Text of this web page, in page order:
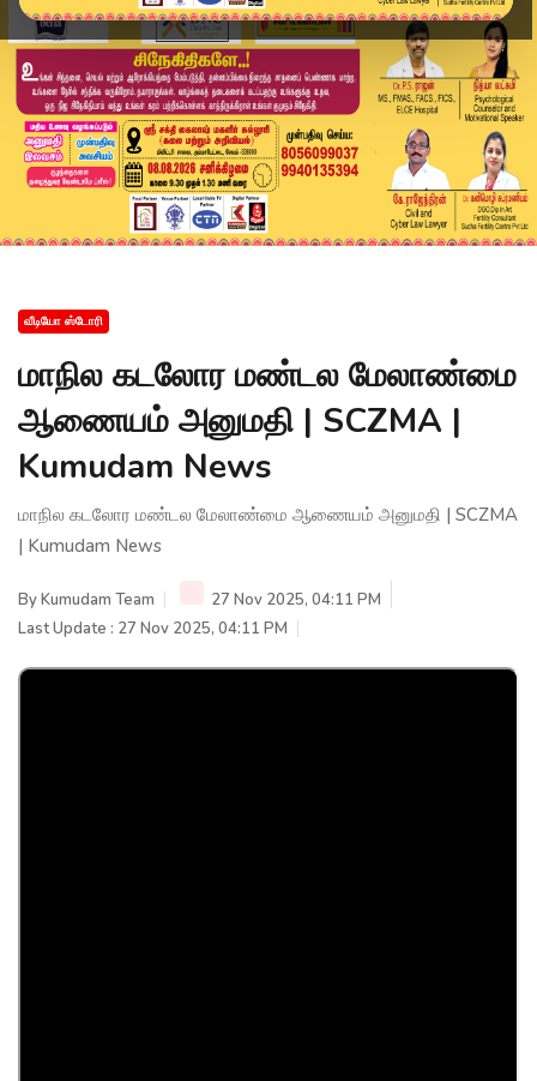
வீடியோ ஸ்டோரி
மாநில கடலோர மண்டல மேலாண்மை
ஆணையம் அனுமதி | SCZMA |
Kumudam News
மாநில கடலோர மண்டல மேலாண்மை ஆணையம் அனுமதி | SCZMA
| Kumudam News
ByKumudam Team
27 Nov 2025, 04:11 PM
Last Update : 27 Nov 2025, 04:11 PM